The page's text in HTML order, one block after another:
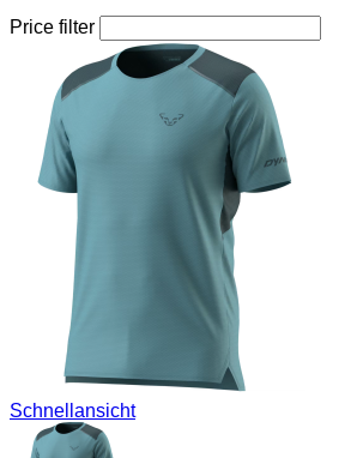
Price filter
Schnellansicht